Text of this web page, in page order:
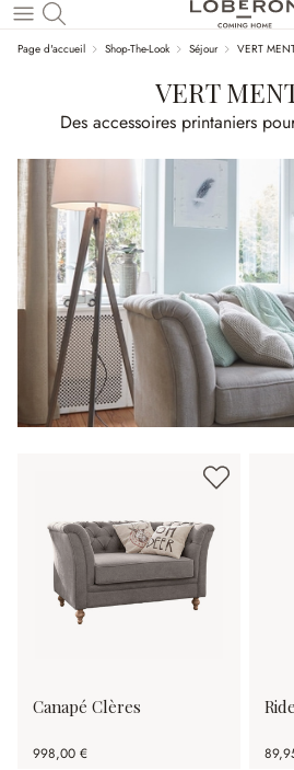
Revenir au contenu principal
Page d'accueil Shop-The-Look Séjour VERT
VERT
Des accessoires printaniers
Canapé Clères
998,00 €